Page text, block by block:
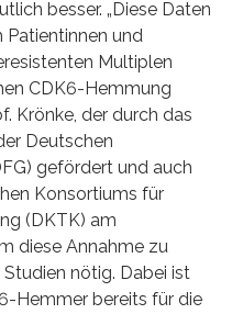
besser. „Diese Daten
Patientinnen und
Multiplen
CDK6-Hemmung
Krönke, der durch das
Deutschen
gefördert und auch
Konsortiums für
(DKTK) am
diese Annahme zu
nötig. Dabei ist
Hemmer bereits für die